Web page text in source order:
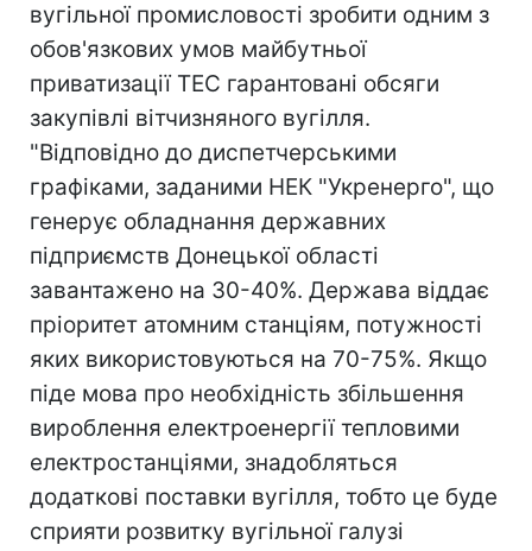
вугільної промисловості зробити одним з
обов'язкових умов майбутньої
приватизації ТЕС гарантовані обсяги
закупівлі вітчизняного вугілля.
"Відповідно до диспетчерськими
графіками, заданими НЕК "Укренерго", що
генерує обладнання державних
підприємств Донецької області
завантажено на 30-40%. Держава віддає
пріоритет атомним станціям, потужності
яких використовуються на 70-75%. Якщо
піде мова про необхідність збільшення
вироблення електроенергії тепловими
електростанціями, знадобляться
додаткові поставки вугілля, тобто це буде
сприяти розвитку вугільної галузі